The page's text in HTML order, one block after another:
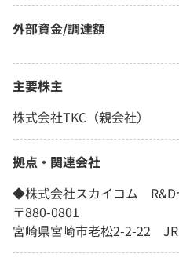
外部資金/調達額
主要株主
株式会社TKC（親会社）
拠点・関連会社
◆株式会社スカイコム R&D
〒880-0801
宮崎県宮崎市老松2-2-22